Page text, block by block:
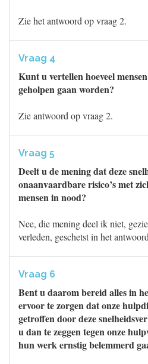
Zie het antwoord op vraag 2.
Vraag 4
Kunt u vertellen hoeveel
geholpen gaan worden?
Zie antwoord op vraag 2.
Vraag 5
Deelt u de mening dat deze
onaanvaardbare risico’s met
mensen in nood?
Nee, die mening deel ik niet,
verleden, geschetst in het
Vraag 6
Bent u daarom bereid alles in
ervoor te zorgen dat onze
getroffen door deze
u dan te zeggen tegen onze
hun werk ernstig belemmerd